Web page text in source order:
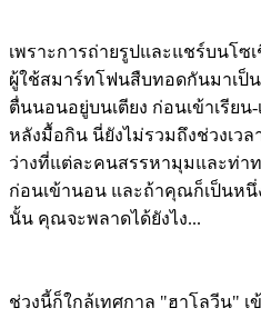
เพราะการถ่ายรูปและแชร์บนโซ
ผู้ใช้สมาร์ทโฟนสืบทอดกันมาเป็
ตื่นนอนอยู่บนเตียง ก่อนเข้าเรีย
หลังมื้อกิน นี่ยังไม่รวมถึงช่วงเวล
ว่างที่แต่ละคนสรรหามุมและท่า
ก่อนเข้านอน และถ้าคุณก็เป็นห
นั้น คุณจะพลาดได้ยังไง...
ช่วงนี้ก็ใกล้เทศกาล "ฮาโลวีน"